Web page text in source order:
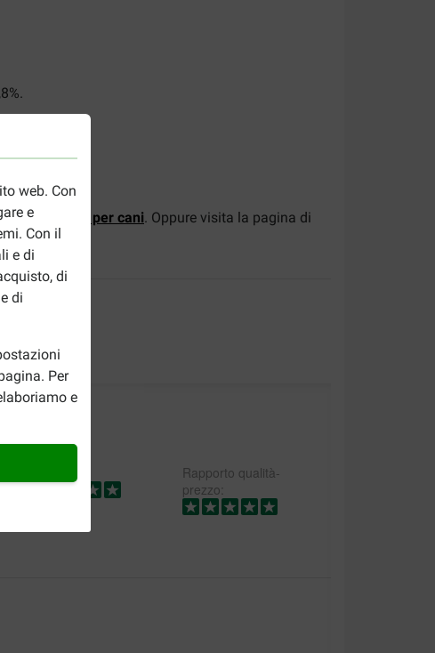
web. Con
e
Con il
e di
di
di
Per
e
di Snack per cani. Oppure visita la pagina di
Rapporto qualità-
prezzo: